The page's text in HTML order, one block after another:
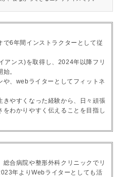
で6年間インストラクターとして従
アンス)を取得し、2024年以降フリ
。
や、webライターとしてフィットネ
きやすくなった経験から、日々頑張
をわかりやすく伝えることを目指し
総合病院や整形外科クリニックでリ
年よりWebライターとしても活